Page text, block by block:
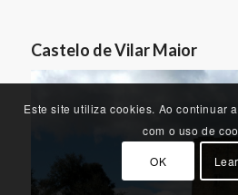
Castelo de Vilar Maior
Este site utiliza cookies. Ao continuar
com o uso de
OK